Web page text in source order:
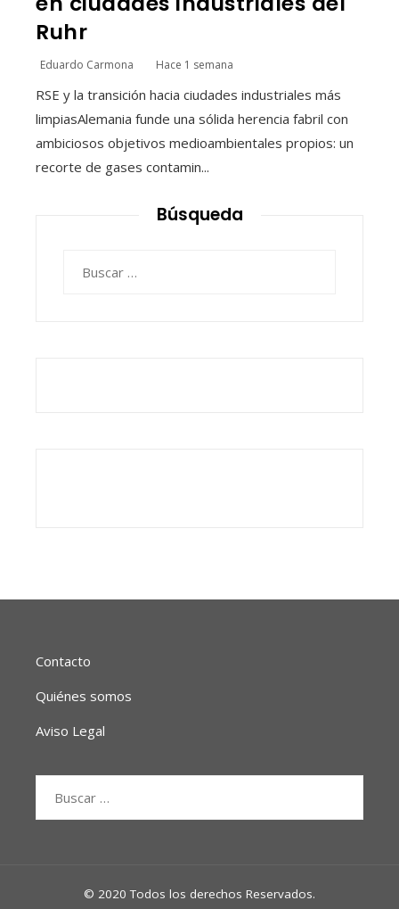
Ruhr
Eduardo Carmona Hace 1 semana
RSE y la transición hacia ciudades industriales más
limpiasAlemania funde una sólida herencia fabril con
ambiciosos objetivos medioambientales propios: un
recorte de gases contamin...
Búsqueda
Contacto
Quiénes somos
Aviso Legal
© 2020 Todos los derechos Reservados.